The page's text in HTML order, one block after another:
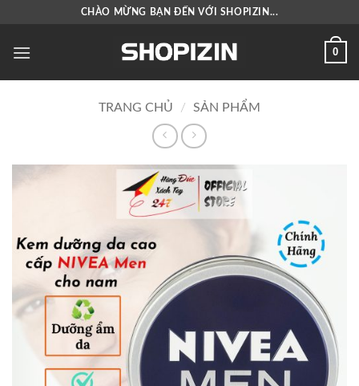
nội
CHÀO MỪNG BẠN ĐẾN VỚI SHOPIZIN...
0
TRANG CHỦ / SẢN PHẨM